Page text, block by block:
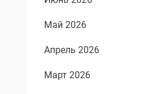
Май 2026
Апрель 2026
Март 2026